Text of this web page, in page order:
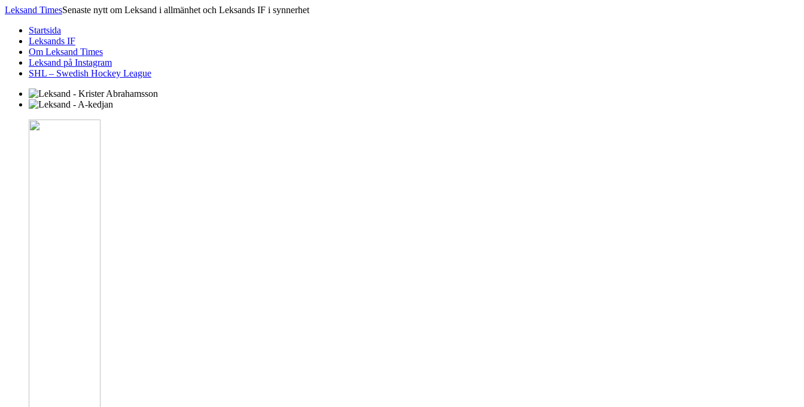
Leksand TimesSenaste nytt om Leksand i allmänhet och Leksands IF i synnerhet
Startsida
Leksands IF
Om Leksand Times
Leksand på Instagram
SHL – Swedish Hockey League